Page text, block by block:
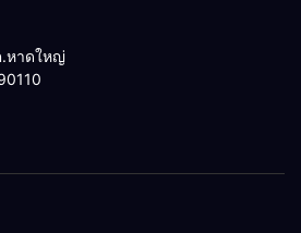
.หาดใหญ่